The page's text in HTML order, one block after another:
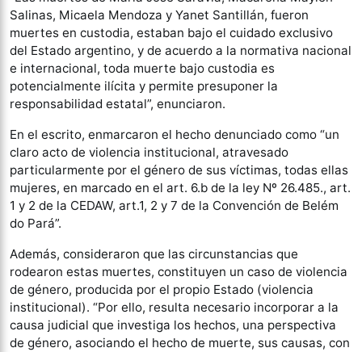
Salinas, Micaela Mendoza y Yanet Santillán, fueron
muertes en custodia, estaban bajo el cuidado exclusivo
del Estado argentino, y de acuerdo a la normativa nacional
e internacional, toda muerte bajo custodia es
potencialmente ilícita y permite presuponer la
responsabilidad estatal”, enunciaron.
En el escrito, enmarcaron el hecho denunciado como “un
claro acto de violencia institucional, atravesado
particularmente por el género de sus víctimas, todas ellas
mujeres, en marcado en el art. 6.b de la ley Nº 26.485., art.
1 y 2 de la CEDAW, art.1, 2 y 7 de la Convención de Belém
do Pará”.
Además, consideraron que las circunstancias que
rodearon estas muertes, constituyen un caso de violencia
de género, producida por el propio Estado (violencia
institucional). “Por ello, resulta necesario incorporar a la
causa judicial que investiga los hechos, una perspectiva
de género, asociando el hecho de muerte, sus causas, con